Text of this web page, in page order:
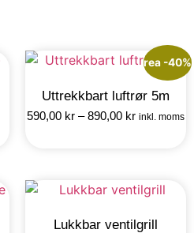
rea -40%
Uttrekkbart luftrør 5m
590,00 kr –890,00 kr inkl. moms
Lukkbar ventilgrill